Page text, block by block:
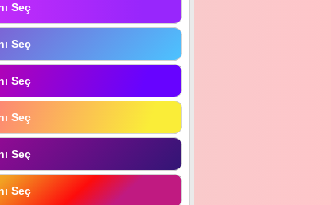
Seç
Seç
Seç
Seç
Seç
Seç